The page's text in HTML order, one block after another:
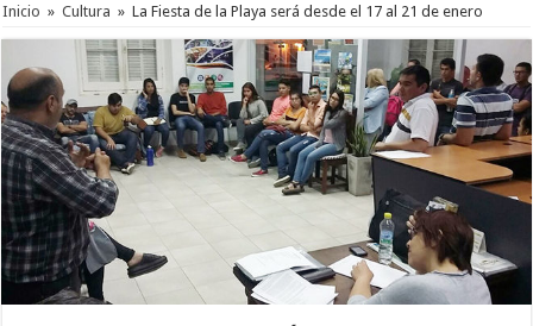
Inicio » Cultura » La Fiesta de la Playa será desde el 17 al 21 de enero